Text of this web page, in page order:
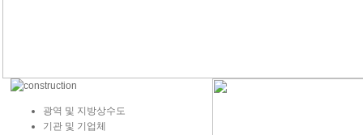
광역 및 지방상수도
기관 및 기업체